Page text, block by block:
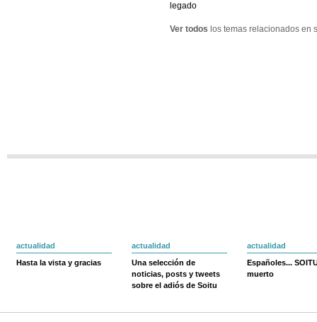
legado
Ver todos los temas relacionados en
actualidad
Hasta la vista y gracias
actualidad
Una selección de
noticias, posts y tweets
sobre el adiós de Soitu
actualidad
Españoles...
muerto